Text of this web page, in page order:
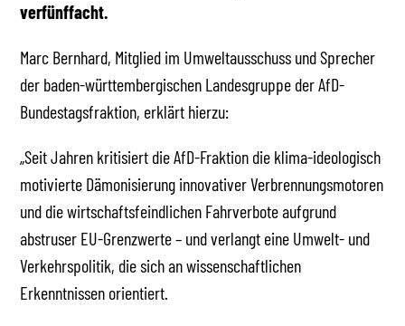
verfünffacht.
Marc Bernhard, Mitglied im Umweltausschuss und Sprecher
der baden-württembergischen Landesgruppe der AfD-
Bundestagsfraktion, erklärt hierzu:
„Seit Jahren kritisiert die AfD-Fraktion die klima-ideologisch
motivierte Dämonisierung innovativer Verbrennungsmotoren
und die wirtschaftsfeindlichen Fahrverbote aufgrund
abstruser EU-Grenzwerte – und verlangt eine Umwelt- und
Verkehrspolitik, die sich an wissenschaftlichen
Erkenntnissen orientiert.